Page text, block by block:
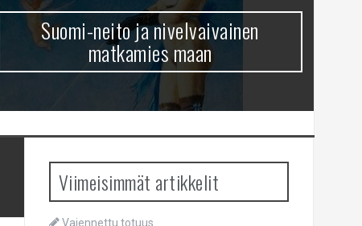
Suomi-neito ja nivelvaivainen
matkamies maan
Viimeisimmät artikkelit
Vaiennettu totuus